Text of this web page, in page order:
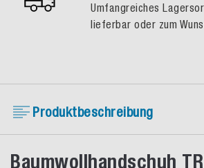
Umfangreiches
lieferbar oder zum
Produktbeschreibung
Baumwollhandschuh